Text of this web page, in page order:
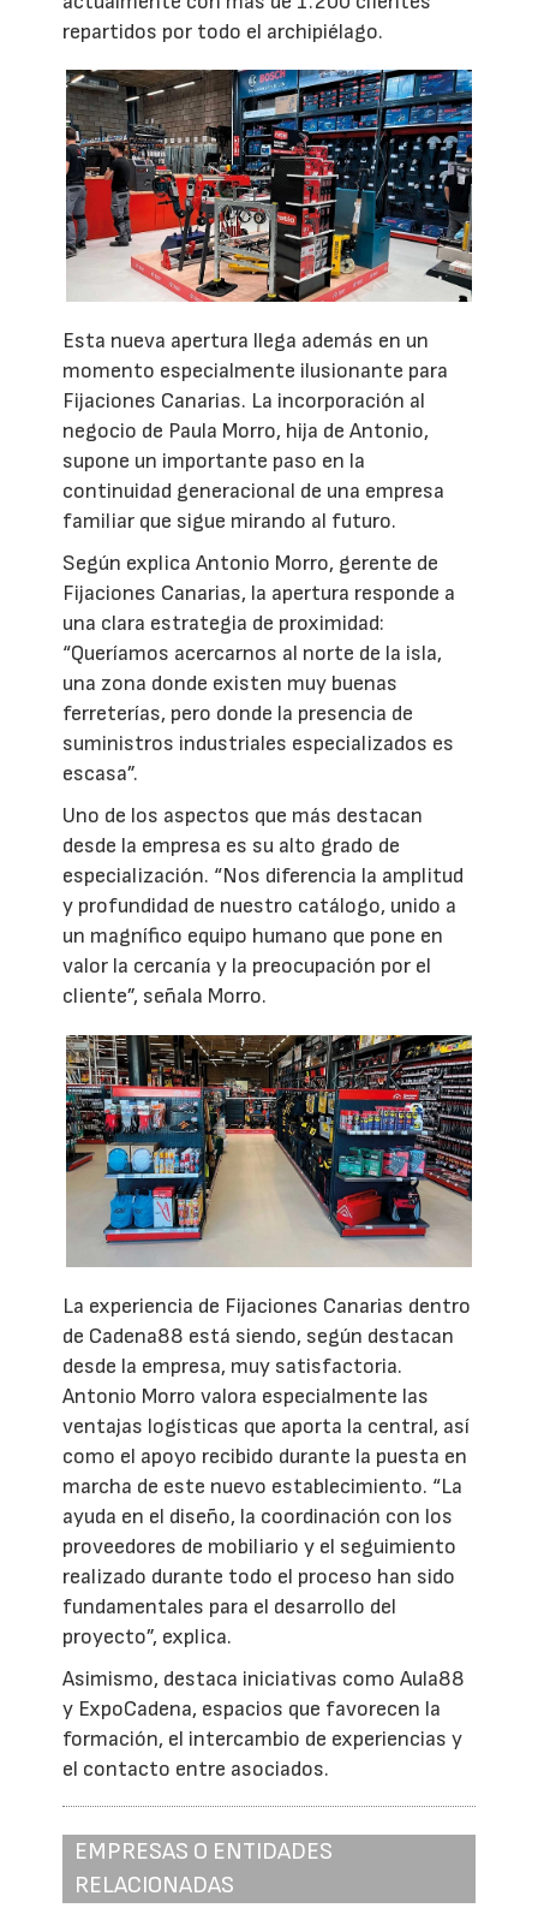
repartidos por todo el archipiélago.
Esta nueva apertura llega además en un
momento especialmente ilusionante para
Fijaciones Canarias. La incorporación al
negocio de Paula Morro, hija de Antonio,
supone un importante paso en la
continuidad generacional de una empresa
familiar que sigue mirando al futuro.
Según explica Antonio Morro, gerente de
Fijaciones Canarias, la apertura responde a
una clara estrategia de proximidad:
“Queríamos acercarnos al norte de la isla,
una zona donde existen muy buenas
ferreterías, pero donde la presencia de
suministros industriales especializados es
escasa”.
Uno de los aspectos que más destacan
desde la empresa es su alto grado de
especialización. “Nos diferencia la amplitud
y profundidad de nuestro catálogo, unido a
un magnífico equipo humano que pone en
valor la cercanía y la preocupación por el
cliente”, señala Morro.
La experiencia de Fijaciones Canarias dentro
de Cadena88 está siendo, según destacan
desde la empresa, muy satisfactoria.
Antonio Morro valora especialmente las
ventajas logísticas que aporta la central, así
como el apoyo recibido durante la puesta en
marcha de este nuevo establecimiento. “La
ayuda en el diseño, la coordinación con los
proveedores de mobiliario y el seguimiento
realizado durante todo el proceso han sido
fundamentales para el desarrollo del
proyecto”, explica.
Asimismo, destaca iniciativas como Aula88
y ExpoCadena, espacios que favorecen la
formación, el intercambio de experiencias y
el contacto entre asociados.
EMPRESAS O ENTIDADES
RELACIONADAS